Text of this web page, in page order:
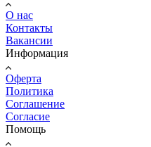
О нас
Контакты
Вакансии
Информация
Оферта
Политика
Соглашение
Согласие
Помощь